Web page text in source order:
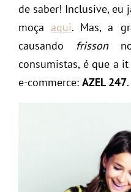
de saber! Inclusive, eu
moçaaqui. Mas, a
causando frissonno
consumistas, é que a
e-commerce: AZEL 247.